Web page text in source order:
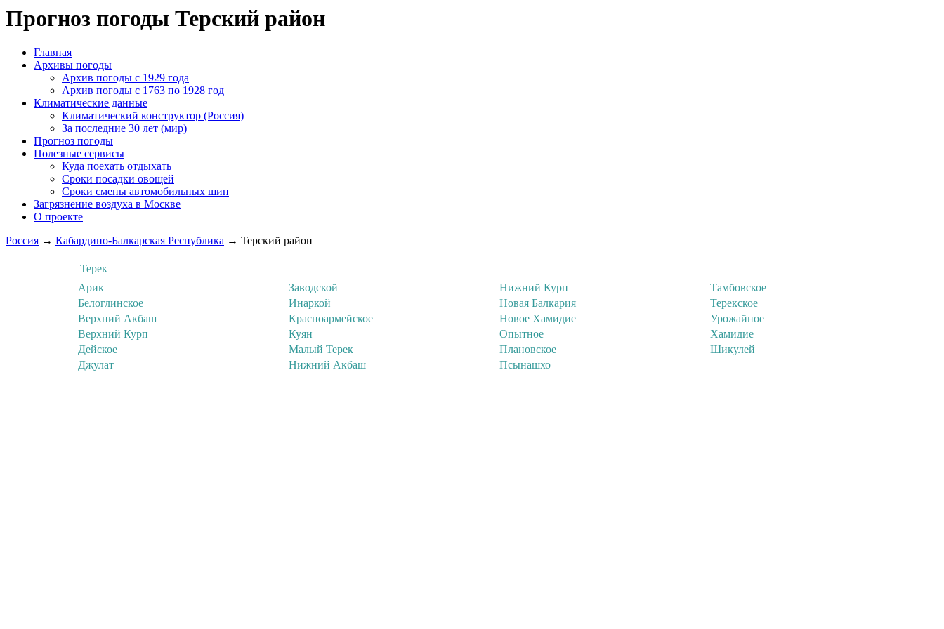
Прогноз погоды Терский район
Главная
Архивы погоды
Архив погоды c 1929 года
Архив погоды c 1763 по 1928 год
Климатические данные
Климатический конструктор (Россия)
За последние 30 лет (мир)
Прогноз погоды
Полезные сервисы
Куда поехать отдыхать
Сроки посадки овощей
Сроки смены автомобильных шин
Загрязнение воздуха в Москве
О проекте
Россия → Кабардино-Балкарская Республика → Терский район
Терек
Арик
Белоглинское
Верхний Акбаш
Верхний Курп
Дейское
Джулат
Заводской
Инаркой
Красноармейское
Куян
Малый Терек
Нижний Акбаш
Нижний Курп
Новая Балкария
Новое Хамидие
Опытное
Плановское
Псынашхо
Тамбовское
Терекское
Урожайное
Хамидие
Шикулей